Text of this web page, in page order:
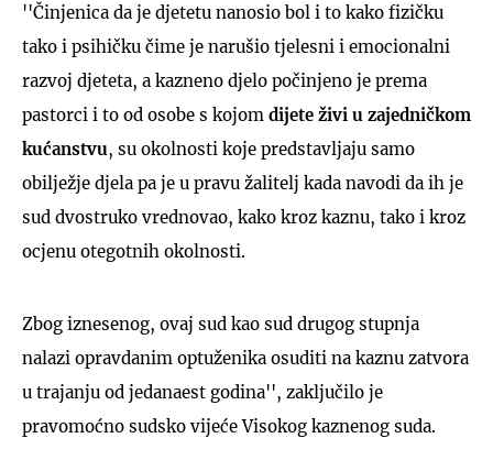
''Činjenica da je djetetu nanosio bol i to kako fizičku
tako i psihičku čime je narušio tjelesni i emocionalni
razvoj djeteta, a kazneno djelo počinjeno je prema
pastorci i to od osobe s kojom dijete živi u zajedničkom
kućanstvu, su okolnosti koje predstavljaju samo
obilježje djela pa je u pravu žalitelj kada navodi da ih je
sud dvostruko vrednovao, kako kroz kaznu, tako i kroz
ocjenu otegotnih okolnosti.
Zbog iznesenog, ovaj sud kao sud drugog stupnja
nalazi opravdanim optuženika osuditi na kaznu zatvora
u trajanju od jedanaest godina'', zaključilo je
pravomoćno sudsko vijeće Visokog kaznenog suda.